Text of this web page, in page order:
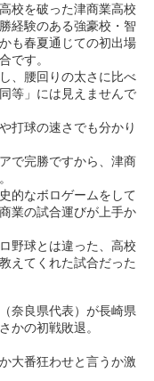
校を破った津商業高校
経験のある強豪校・智
も春夏通じての初出場
です。
、腰回りの太さに比べ
等」には見えませんで
打球の速さでも分かり
で完勝ですから、津商
的なボロゲームをして
業の試合運びが上手か
野球とは違った、高校
えてくれた試合だった
奈良県代表）が長崎県
かの初戦敗退。
大番狂わせと言うか激